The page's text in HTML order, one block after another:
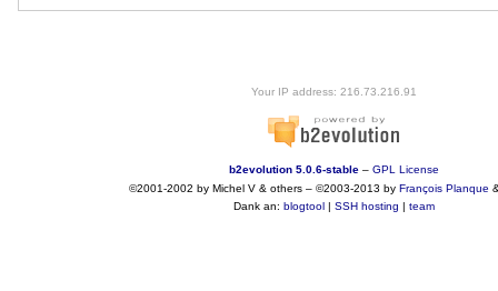
Your IP address: 216.73.216.91
b2evolution 5.0.6-stable– GPL License
©2001-2002 by Michel V & others– ©2003-2013 by François Planque
Dank an: blogtool| SSH hosting | team